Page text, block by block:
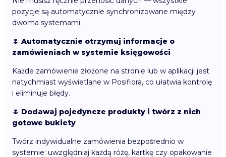
pozycje są automatycznie synchronizowane między
dwoma systemami.
🌷 Automatycznie otrzymuj informacje o
zamówieniach w systemie księgowości
Każde zamówienie złożone na stronie lub w aplikacji jest
natychmiast wyświetlane w Posiflora, co ułatwia kontrolę
i eliminuje błędy.
🌷 Dodawaj pojedyncze produkty i twórz z nich
gotowe bukiety
Twórz indywidualne zamówienia bezpośrednio w
systemie: uwzględniaj każdą różę, kartkę czy opakowanie